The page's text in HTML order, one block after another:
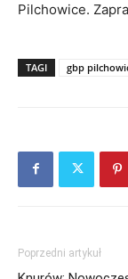
Pilchowice.
TAGI gbp
Poprzedni artykuł